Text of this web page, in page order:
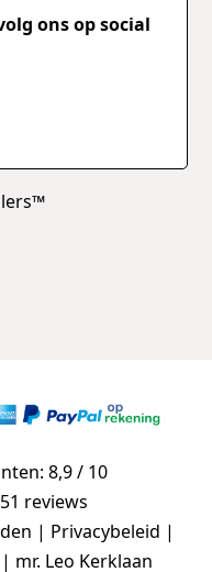
ons op social
8,9 / 10
reviews
| Privacybeleid |
mr. Leo Kerklaan